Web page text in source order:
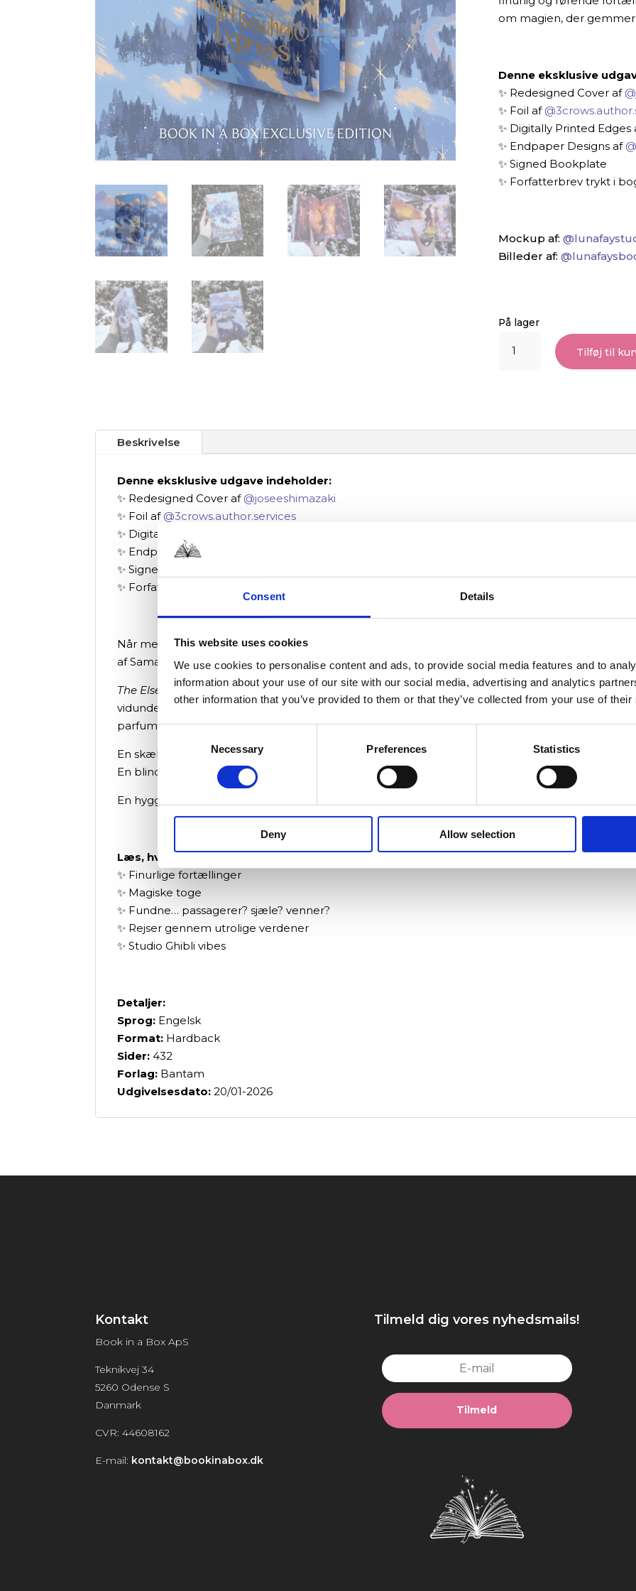
Consent Details
This website uses cookies
We use cookies to personalise content and ads, to provide social media features and to
information about your use of our site with our social media, advertising and analytics
other information that you’ve provided to them or that they’ve collected from your use of
Selection
Necessary Preferences Statistics
Deny Allow selection
om magien, der
Denne eksklusive
✨ Redesigned Cover af
✨ Foil af
✨ Digitally Printed Edges
✨ Endpaper Designs af
✨ Signed Bookplate⁠
✨ Forfatterbrev trykt i
Mockup af:
Billeder af:
På lager
Elsewhere
Tilføj til
Beskrivelse
Denne eksklusive udgave indeholder:
✨ Redesigned Cover af @joseeshimazaki
✨ Foil af @3crows.author.services
✨ Digitally Printed Edges af
✨ Endpaper Designs af
✨ Signed Bookplate⁠
✨ Forfatterbrev trykt i bogen
Når mennesker mister deres formål, forsvinder de langsomt - eller sådan ser det ud.
af Samantha Sotto Yambao, en finurlig rejse om nye chancer og skjulte vidundere.
The Elsewhere Expresser ikke noget almindeligt tog. Det er et sted, hvor fortabte sjæle får en
vidunderlige mysterier: lysende hvalhajer over cocktailbarer, glemte sange der skyller ind på
parfumeri med umulige dufte.
En skæbnesvanger nat stiger både Raya og Q ombord, hver især på jagt efter deres plads i
En blind passager skjuler sig blandt dem, og hvis den ikke findes i tide, kan hele toget og alle
En hyggelig, finurlig og rørende fortælling om at høre til, om nye chancer og om magien, der
Læs, hvis du er til:
✨ Finurlige fortællinger
✨ Magiske toge
✨ Fundne… passagerer? sjæle? venner?
✨ Rejser gennem utrolige verdener
✨ Studio Ghibli vibes
Detaljer:
Sprog: Engelsk
Format: Hardback
Sider:432
Forlag: Bantam
Udgivelsesdato: 20/01-2026
Kontakt
Book in a Box ApS
Teknikvej 34
5260 Odense S
Danmark
CVR: 44608162
E-mail: kontakt@bookinabox.dk
Tilmeld dig vores nyhedsmails!
Tilmeld